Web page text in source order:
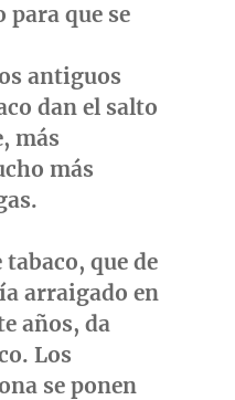
que se
antiguos
dan el salto
más
más
que de
arraigado en
años, da
Los
se ponen